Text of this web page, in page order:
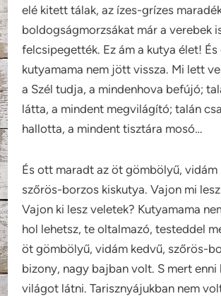
elé kitett tálak, az ízes-grízes
boldogságmorzsákat már a verebek
felcsipegették. Ez ám a kutya élet! És
kutyamama nem jött vissza. Mi lett
a Szél tudja, a mindenhova befújó;
látta, a mindent megvilágító; talán
hallotta, a mindent tisztára mosó…
És ott maradt az öt gömbölyű, vidám
szőrös-borzos kiskutya. Vajon mi
Vajon ki lesz veletek? Kutyamama
hol lehetsz, te oltalmazó, testeddel
öt gömbölyű, vidám kedvű, szőrös-
bizony, nagy bajban volt. S mert enni
világot látni. Tarisznyájukban nem